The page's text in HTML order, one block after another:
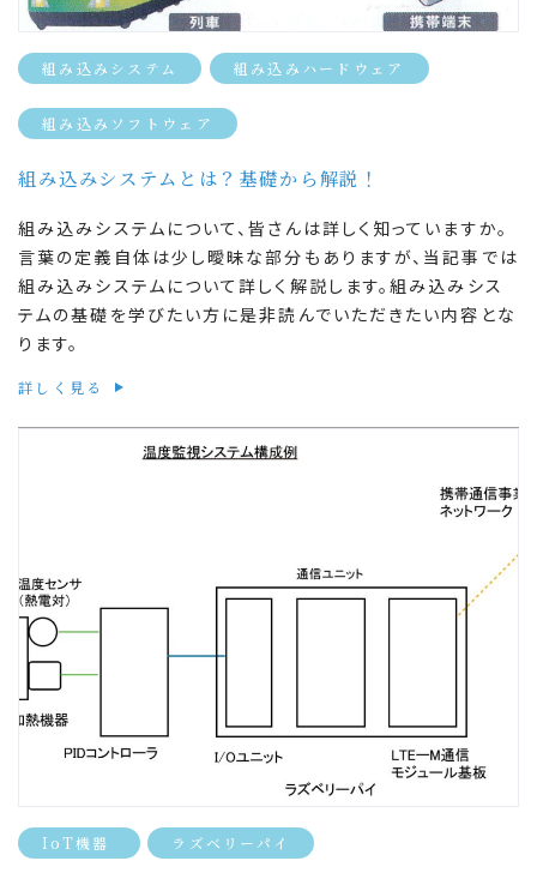
組み込みシステム 組み込みハードウェア
組み込みソフトウェア
組み込みシステムとは？基礎から解説！
組み込みシステムについて、皆さんは詳しく知っていますか。
言葉の定義自体は少し曖昧な部分もありますが、当記事では
組み込みシステムについて詳しく解説します。組み込みシス
テムの基礎を学びたい方に是非読んでいただきたい内容とな
ります。
詳しく見る
IoT機器 ラズベリーパイ